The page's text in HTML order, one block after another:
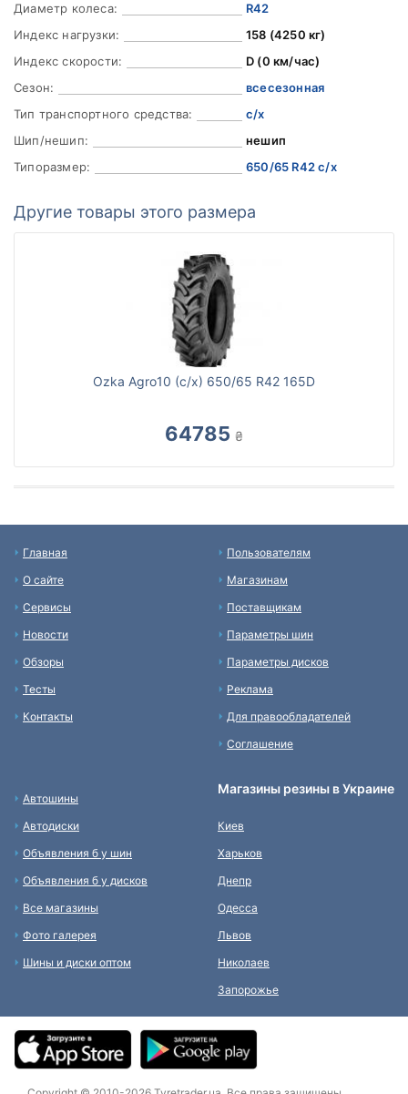
Диаметр колеса:
R42
Индекс нагрузки:
158 (4250 кг)
Индекс скорости:
D (0 км/час)
Сезон:
всесезонная
Тип транспортного средства:
с/х
Шип/нешип:
нешип
Типоразмер:
650/65 R42 с/х
Другие товары этого размера
Ozka Agro10 (с/х) 650/65 R42 165D
64785 ₴
Главная
О сайте
Сервисы
Новости
Обзоры
Тесты
Контакты
Пользователям
Магазинам
Поставщикам
Параметры шин
Параметры дисков
Реклама
Для правообладателей
Соглашение
Автошины
Автодиски
Объявления б у шин
Объявления б у дисков
Все магазины
Фото галерея
Шины и диски оптом
Магазины резины в Украине
Киев
Харьков
Днепр
Одесса
Львов
Николаев
Запорожье